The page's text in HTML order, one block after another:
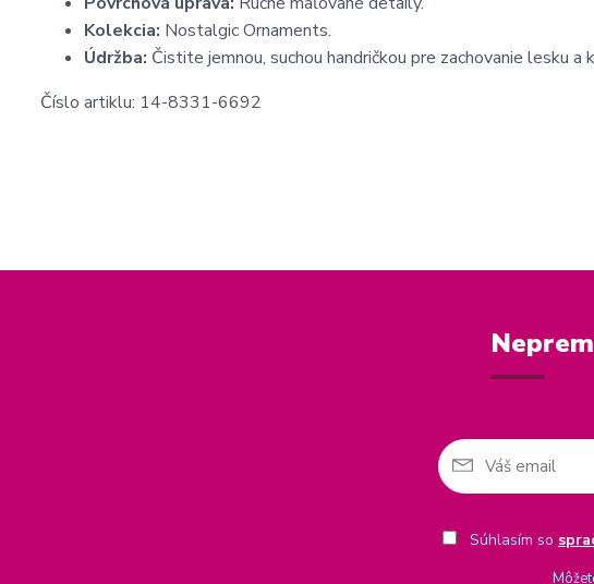
Kolekcia: Nostalgic Ornaments.
Údržba: Čistite jemnou, suchou handričkou pre zachovanie lesku a
Číslo artiklu: 14-8331-6692
Súhlasím so